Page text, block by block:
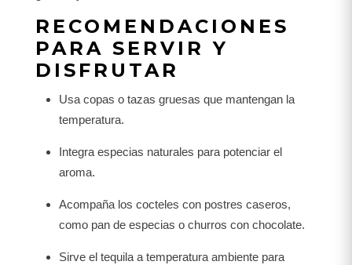
RECOMENDACIONES
PARA SERVIR Y
DISFRUTAR
Usa copas o tazas gruesas que mantengan la
temperatura.
Integra especias naturales para potenciar el
aroma.
Acompaña los cocteles con postres caseros,
como pan de especias o churros con chocolate.
Sirve el tequila a temperatura ambiente para